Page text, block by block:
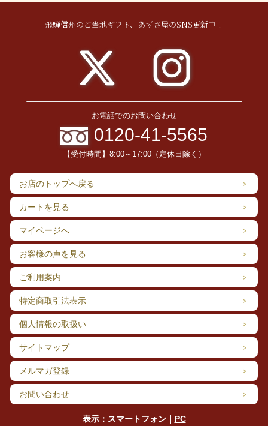
飛騨信州のご当地ギフト、あずさ屋のSNS更新中！
お電話でのお問い合わせ
0120-41-5565
【受付時間】8:00～17:00（定休日除く）
お店のトップへ戻る
カートを見る
マイページへ
お客様の声を見る
ご利用案内
特定商取引法表示
個人情報の取扱い
サイトマップ
メルマガ登録
お問い合わせ
表示：スマートフォン｜ PC